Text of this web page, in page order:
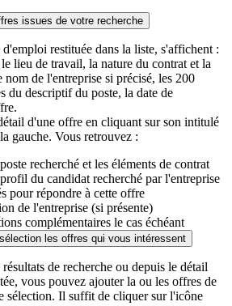
issues de votre recherche
restituée dans la liste, s'affichent :
lieu de travail, la nature du contrat et la
nom de l'entreprise si précisé, les 200
du descriptif du poste, la date de
d'une offre en cliquant sur son intitulé
gauche. Vous retrouvez :
recherché et les éléments de contrat
du candidat recherché par l'entreprise
pour répondre à cette offre
de l'entreprise (si présente)
complémentaires le cas échéant
les offres qui vous intéressent
de recherche ou depuis le détail
vous pouvez ajouter la ou les offres de
sélection. Il suffit de cliquer sur l'icône